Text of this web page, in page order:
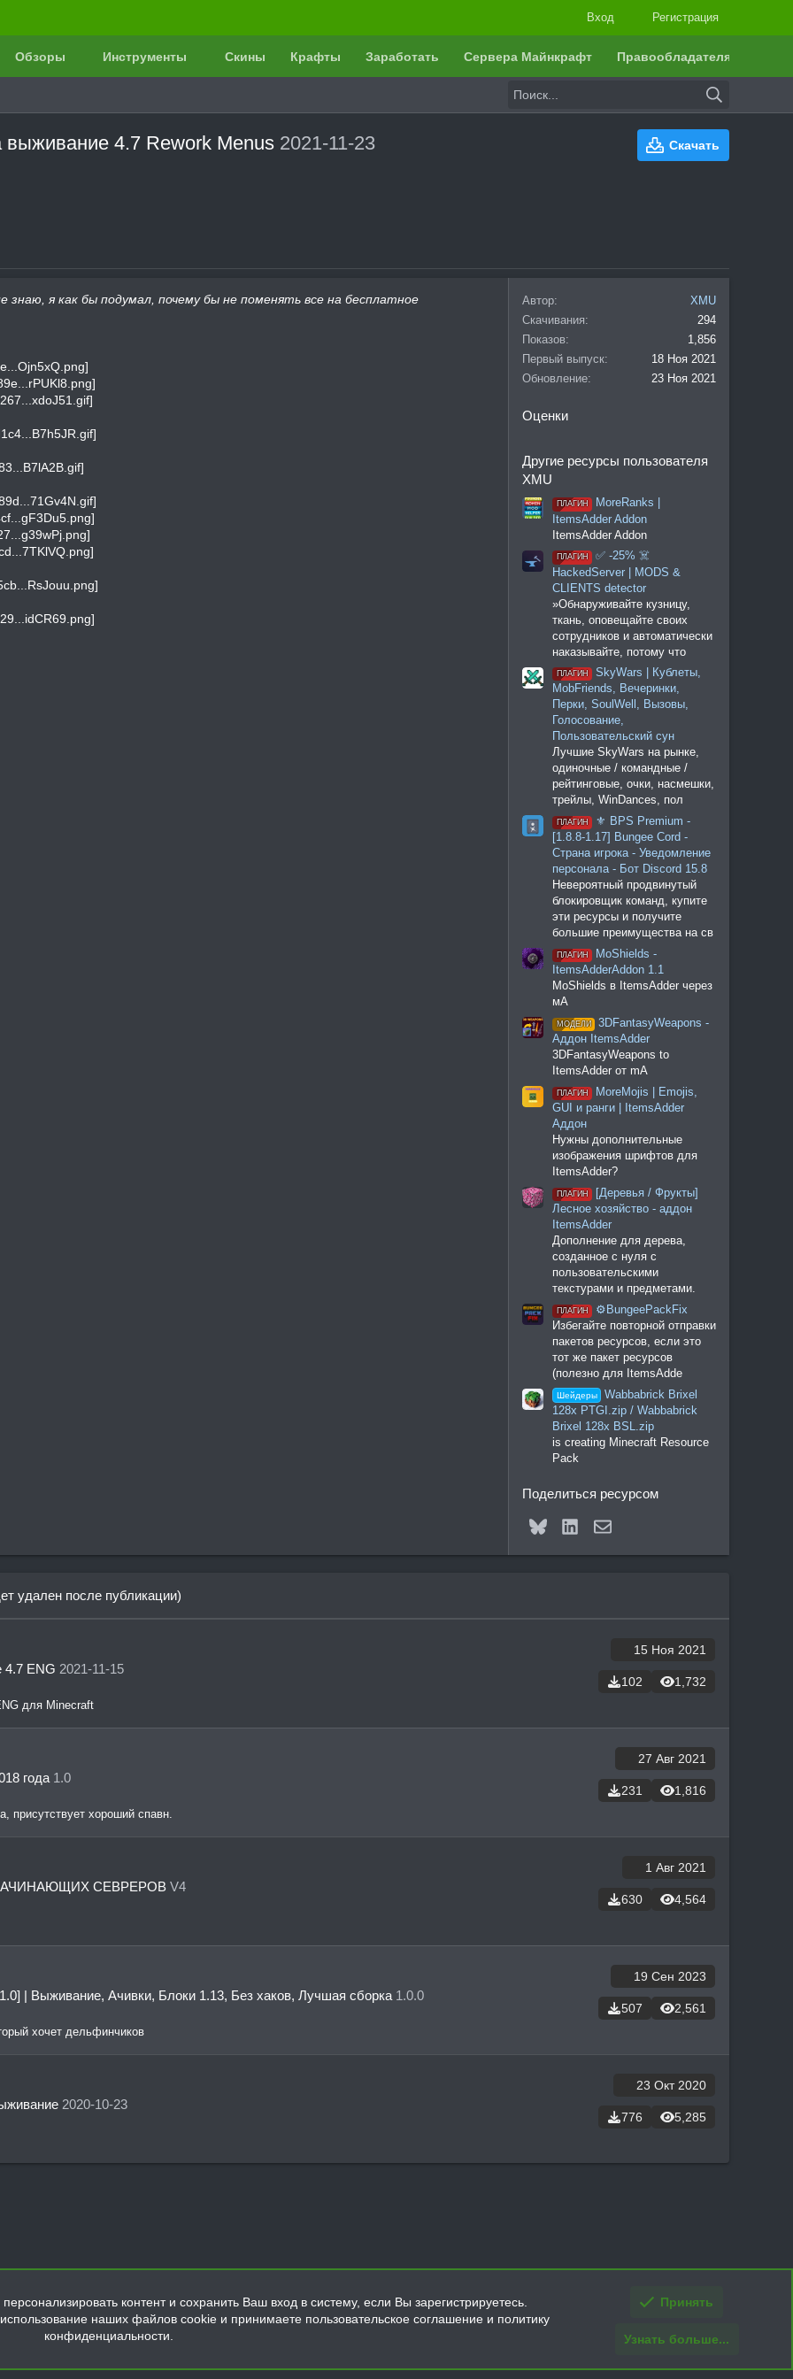
Вход Регистрация
Обзоры Инструменты Скины Крафты Заработать Сервера Майнкрафт Правообладателям
выживание 4.7 Rework Menus 2021-11-23 Скачать
я как бы подумал, почему бы не поменять все на бесплатное Автор
XMU
Скачивания
294
Показов
1,856
Первый выпуск
18 Ноя 2021
Обновление
23 Ноя 2021
Оценки
Другие ресурсы пользователя
XMU
ПЛАГИН
MoreRanks |
ItemsAdder Addon
ItemsAdder Addon
ПЛАГИН
‍✅ -25% ☠️
HackedServer | MODS &
CLIENTS detector
»Обнаруживайте кузницу,
ткань, оповещайте своих
сотрудников и автоматически
наказывайте, потому что
ПЛАГИН
SkyWars | Кублеты,
MobFriends, Вечеринки,
Перки, SoulWell, Вызовы,
Голосование,
Пользовательский сун
Лучшие SkyWars на рынке,
одиночные / командные /
рейтинговые, очки, насмешки,
трейлы, WinDances, пол
ПЛАГИН
⚜️ BPS Premium -
[1.8.8-1.17] Bungee Cord -
Страна игрока - Уведомление
персонала - Бот Discord 15.8
Невероятный продвинутый
блокировщик команд, купите
эти ресурсы и получите
большие преимущества на св
ПЛАГИН
MoShields -
ItemsAdderAddon 1.1
MoShields в ItemsAdder через
мА
МОДЕЛИ
3DFantasyWeapons -
Аддон ItemsAdder
3DFantasyWeapons to
ItemsAdder от mA
ПЛАГИН
MoreMojis | Emojis,
GUI и ранги | ItemsAdder
Аддон
Нужны дополнительные
изображения шрифтов для
ItemsAdder?
ПЛАГИН
[Деревья / Фрукты]
Лесное хозяйство - аддон
ItemsAdder
Дополнение для дерева,
созданное с нуля с
пользовательскими
текстурами и предметами.
ПЛАГИН
⚙️BungeePackFix
Избегайте повторной отправки
пакетов ресурсов, если это
тот же пакет ресурсов
(полезно для ItemsAdde
Шейдеры
Wabbabrick Brixel
128x PTGI.zip / Wabbabrick
Brixel 128x BSL.zip
is creating Minecraft Resource
Pack
Поделиться ресурсом
Bluesky LinkedInЭлектронная почта
удален после публикации)
4.7 ENG 2021-11-15
для Minecraft
15 Ноя 2021
102 1,732
года 1.0
присутствует хороший спавн.
27 Авг 2021
231 1,816
СЕВРЕРОВ V4
1 Авг 2021
630 4,564
| Выживание, Ачивки, Блоки 1.13, Без хаков, Лучшая сборка 1.0.0
хочет дельфинчиков
19 Сен 2023
507 2,561
2020-10-23
23 Окт 2020
776 5,285
Главная
R
S
контент и сохранить Ваш вход в систему, если Вы зарегистрируетесь.
наших файлов cookie и принимаете пользовательское соглашение и политику
конфиденциальности.
Принять
Узнать больше...